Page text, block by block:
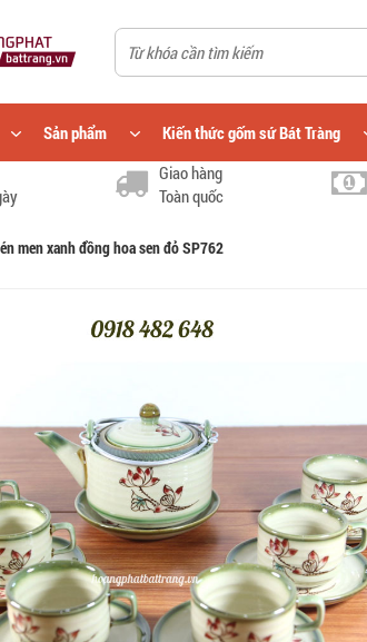
Sản phẩm Kiến thức gốm sứ Bát Tràng
Giao hàng
Toàn quốc
men xanh đồng hoa sen đỏ SP762